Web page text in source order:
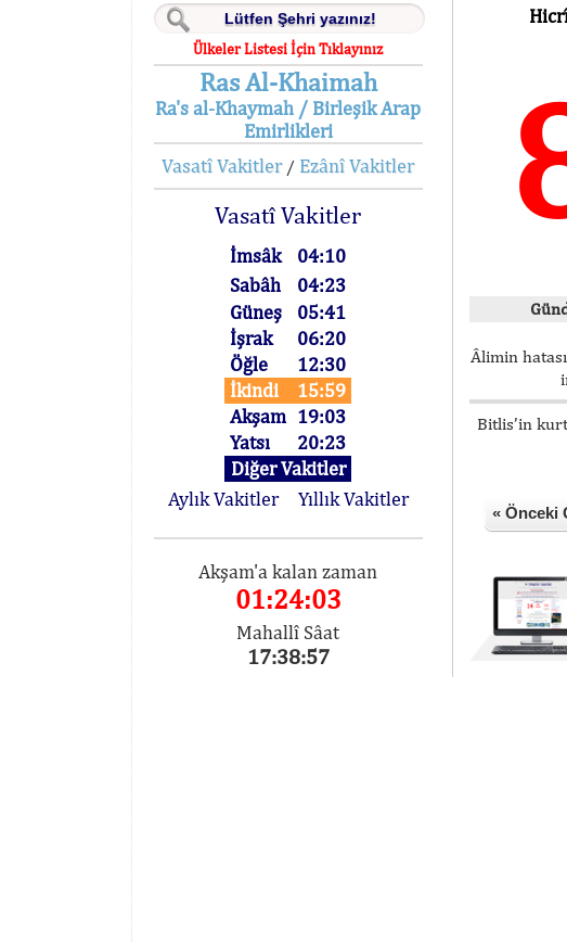
Ülkeler Listesi İçin Tıklayınız
Ras Al-Khaimah
Ra's al-Khaymah / Birleşik Arap
Emirlikleri
Vasatî Vakitler/ Ezânî Vakitler
Vasatî Vakitler
İmsâk
04:10
Sabâh
04:23
Güneş
05:41
İşrak
06:20
Öğle
12:30
İkindi
15:59
Akşam 19:03
Yatsı
20:23
Diğer Vakitler
Aylık Vakitler
Yıllık Vakitler
Akşam'a kalan zaman
01:24:03
Mahallî Sâat
17:38:57
Âlimin
Bitlis’in
« Önceki